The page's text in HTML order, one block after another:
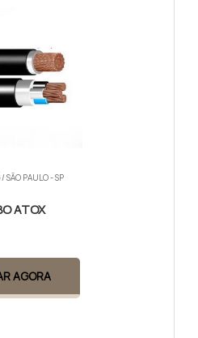
/ SÃO PAULO - SP
ATOX
AGORA